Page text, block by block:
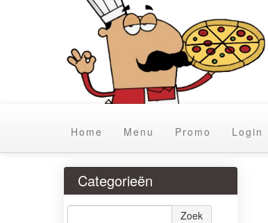
Home Menu Promo Login
Categorieën
Zoek